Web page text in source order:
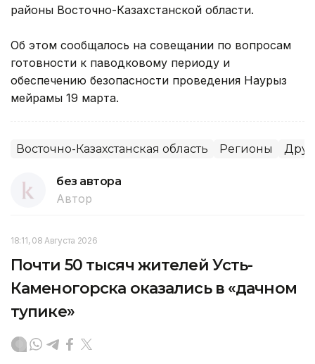
районы Восточно-Казахстанской области.
Об этом сообщалось на совещании по вопросам
готовности к паводковому периоду и
обеспечению безопасности проведения Наурыз
мейрамы 19 марта.
Восточно-Казахстанская область Регионы
без автора
Автор
18:11, 08 Августа 2026
Почти 50 тысяч жителей Усть-
Каменогорска оказались в «дачном
тупике»